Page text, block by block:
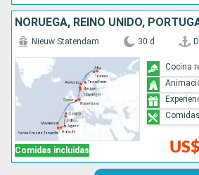
Comidas incluidas
Nieuw Statendam 30 d
Cocina